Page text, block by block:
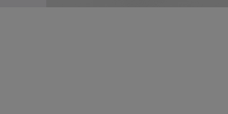
- Zapatos marrones de nobuk para
004
- K101051-001 - Zapatos negros de